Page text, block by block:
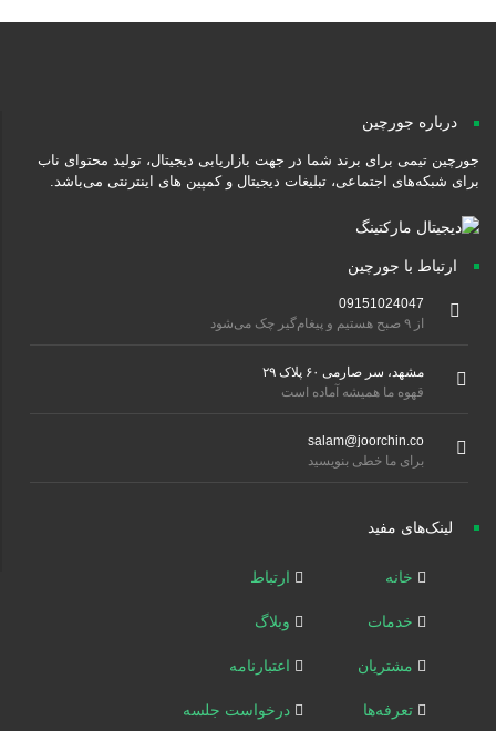
درباره جورچین
جورچین تیمی برای برند شما در جهت بازاریابی دیجیتال، تولید محتوای ناب
برای شبکه‌های اجتماعی، تبلیغات دیجیتال و کمپین های اینترنتی می‌باشد.
ارتباط با جورچین
09151024047
مشهد، سر صارمی ۶۰ پلاک ۲۹
قهوه ما همیشه آماده است
salam@joorchin.co
برای ما خطی بنویسید
لینک‌های مفید
خانه
خدمات
مشتریان
تعرفه‌ها
ارتباط
وبلاگ
اعتبارنامه
درخواست جلسه